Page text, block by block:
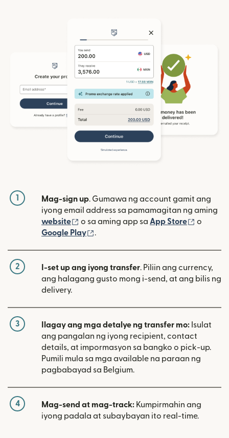
1 Mag-sign up. Gumawa ng account gamit ang
iyong email address sa pamamagitan ng aming
website
(bubukas sa bagong window)
o sa aming app sa App Store
o
Google Play
.
2 I-set up ang iyong transfer. Piliin ang currency,
ang halagang gusto mong i-send, at ang bilis ng
delivery.
3 Ilagay ang mga detalye ng transfer mo: Isulat
ang pangalan ng iyong recipient, contact
details, at impormasyon sa bangko o pick-up.
Pumili mula sa mga available na paraan ng
pagbabayad sa Belgium.
4 Mag-send at mag-track: Kumpirmahin ang
iyong padala at subaybayan ito real-time.